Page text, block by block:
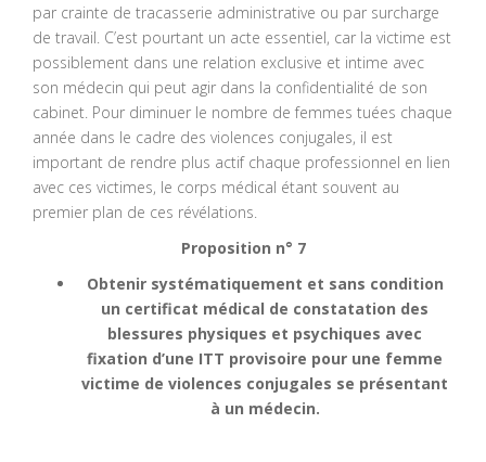
par crainte de tracasserie administrative ou par surcharge
de travail. C’est pourtant un acte essentiel, car la victime est
possiblement dans une relation exclusive et intime avec
son médecin qui peut agir dans la confidentialité de son
cabinet. Pour diminuer le nombre de femmes tuées chaque
année dans le cadre des violences conjugales, il est
important de rendre plus actif chaque professionnel en lien
avec ces victimes, le corps médical étant souvent au
premier plan de ces révélations.
Proposition n° 7
Obtenir systématiquement et sans condition
un certificat médical de constatation des
blessures physiques et psychiques avec
fixation d’une ITT provisoire pour une femme
victime de violences conjugales se présentant
à un médecin.